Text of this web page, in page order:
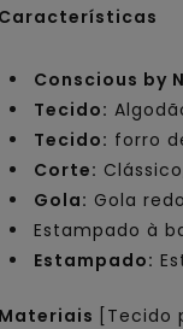
Características
Conscious by
Tecido:
Tecido: forro
Corte:
Gola: Gola
Estampado à
Estampado:
Materiais [Tecido